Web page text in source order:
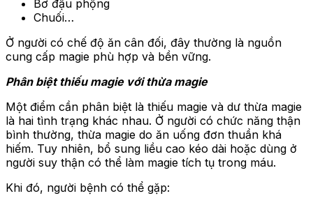
Bơ đậu phộng
Chuối…
Ở người có chế độ ăn cân đối, đây thường là nguồn
cung cấp magie phù hợp và bền vững.
Phân biệt thiếu magie với thừa magie
Một điểm cần phân biệt là thiếu magie và dư thừa magie
là hai tình trạng khác nhau. Ở người có chức năng thận
bình thường, thừa magie do ăn uống đơn thuần khá
hiếm. Tuy nhiên, bổ sung liều cao kéo dài hoặc dùng ở
người suy thận có thể làm magie tích tụ trong máu.
Khi đó, người bệnh có thể gặp: